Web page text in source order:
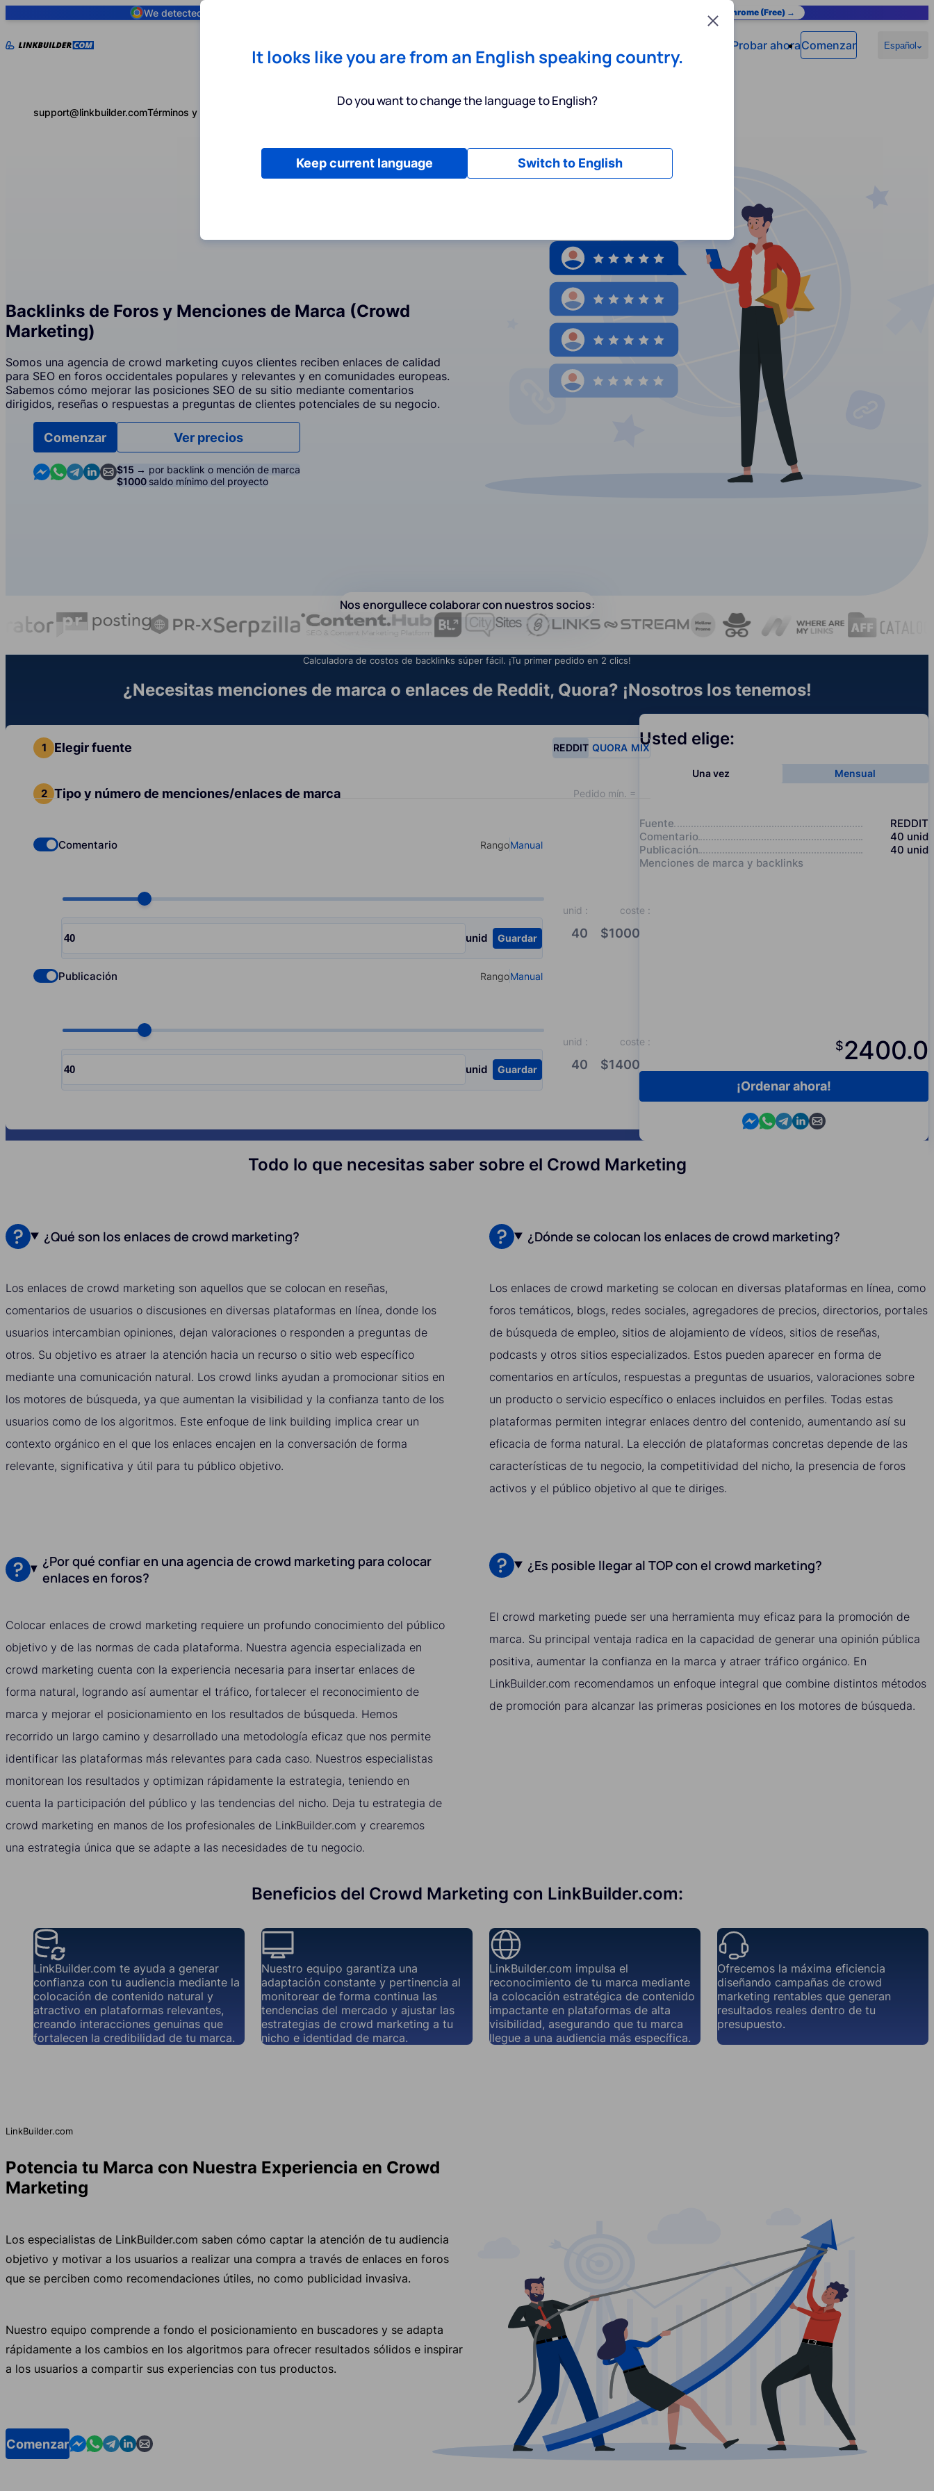
We detected you are using Add to Chrome (Free) →
Probar ahoraComenzar Español
support@linkbuilder.comTérminos y condiciones
Backlinks de Foros y Menciones de Marca (Crowd
Marketing)
Somos una agencia de crowd marketing cuyos clientes reciben enlaces de calidad
para SEO en foros occidentales populares y relevantes y en comunidades europeas.
Sabemos cómo mejorar las posiciones SEO de su sitio mediante comentarios
dirigidos, reseñas o respuestas a preguntas de clientes potenciales de su negocio.
Comenzar
Contact us in Messenger
Contact us in WhatsApp
Contact us in Telegram
Contact us in Linkedin
Contact us by email
Ver precios
$15 → por backlink o mención de marca
$1000 saldo mínimo del proyecto
Nos enorgullece colaborar con nuestros socios:
Calculadora de costos de backlinks súper fácil. ¡Tu primer pedido en 2 clics!
¿Necesitas menciones de marca o enlaces de Reddit, Quora? ¡Nosotros los tenemos!
Elegir fuente REDDIT QUORA MIX
Tipo y número de menciones/enlaces de marca Pedido mín. = 20
Check if you want to select Dofollow backlinks
Comentario Select your type of input
RangoManual
Choose quantity, pcs
unid
Input quantity, pcs Guardar
unid :
40
coste :
$1000.0
Check if you want to select Nofollow backlinks
Publicación Select your type of input
RangoManual
Choose quantity, pcs
unid
Input quantity, pcs Guardar
unid :
40
coste :
$1400.0
Usted elige:
Una vez Mensual
Fuente
REDDIT
Comentario
40 unid
Publicación
40 unid
Menciones de marca y backlinks
$2400.0
Contact us in Messenger
Contact us in WhatsApp
Contact us in Telegram
Contact us in Viber
Contact us by email
¡Ordenar ahora!
Todo lo que necesitas saber sobre el Crowd Marketing
¿Qué son los enlaces de crowd marketing?
Los enlaces de crowd marketing son aquellos que se colocan en reseñas,
comentarios de usuarios o discusiones en diversas plataformas en línea, donde los
usuarios intercambian opiniones, dejan valoraciones o responden a preguntas de
otros. Su objetivo es atraer la atención hacia un recurso o sitio web específico
mediante una comunicación natural. Los crowd links ayudan a promocionar sitios en
los motores de búsqueda, ya que aumentan la visibilidad y la confianza tanto de los
usuarios como de los algoritmos. Este enfoque de link building implica crear un
contexto orgánico en el que los enlaces encajen en la conversación de forma
relevante, significativa y útil para tu público objetivo.
¿Dónde se colocan los enlaces de crowd marketing?
Los enlaces de crowd marketing se colocan en diversas plataformas en línea, como
foros temáticos, blogs, redes sociales, agregadores de precios, directorios, portales
de búsqueda de empleo, sitios de alojamiento de vídeos, sitios de reseñas,
podcasts y otros sitios especializados. Estos pueden aparecer en forma de
comentarios en artículos, respuestas a preguntas de usuarios, valoraciones sobre
un producto o servicio específico o enlaces incluidos en perfiles. Todas estas
plataformas permiten integrar enlaces dentro del contenido, aumentando así su
eficacia de forma natural. La elección de plataformas concretas depende de las
características de tu negocio, la competitividad del nicho, la presencia de foros
activos y el público objetivo al que te diriges.
¿Por qué confiar en una agencia de crowd marketing para colocar
enlaces en foros?
Colocar enlaces de crowd marketing requiere un profundo conocimiento del público
objetivo y de las normas de cada plataforma. Nuestra agencia especializada en
crowd marketing cuenta con la experiencia necesaria para insertar enlaces de
forma natural, logrando así aumentar el tráfico, fortalecer el reconocimiento de
marca y mejorar el posicionamiento en los resultados de búsqueda. Hemos
recorrido un largo camino y desarrollado una metodología eficaz que nos permite
identificar las plataformas más relevantes para cada caso. Nuestros especialistas
monitorean los resultados y optimizan rápidamente la estrategia, teniendo en
cuenta la participación del público y las tendencias del nicho. Deja tu estrategia de
crowd marketing en manos de los profesionales de LinkBuilder.com y crearemos
una estrategia única que se adapte a las necesidades de tu negocio.
¿Es posible llegar al TOP con el crowd marketing?
El crowd marketing puede ser una herramienta muy eficaz para la promoción de
marca. Su principal ventaja radica en la capacidad de generar una opinión pública
positiva, aumentar la confianza en la marca y atraer tráfico orgánico. En
LinkBuilder.com recomendamos un enfoque integral que combine distintos métodos
de promoción para alcanzar las primeras posiciones en los motores de búsqueda.
Beneficios del Crowd Marketing con LinkBuilder.com:
LinkBuilder.com te ayuda a generar
confianza con tu audiencia mediante la
colocación de contenido natural y
atractivo en plataformas relevantes,
creando interacciones genuinas que
fortalecen la credibilidad de tu marca.
Nuestro equipo garantiza una
adaptación constante y pertinencia al
monitorear de forma continua las
tendencias del mercado y ajustar las
estrategias de crowd marketing a tu
nicho e identidad de marca.
LinkBuilder.com impulsa el
reconocimiento de tu marca mediante
la colocación estratégica de contenido
impactante en plataformas de alta
visibilidad, asegurando que tu marca
llegue a una audiencia más específica.
Ofrecemos la máxima eficiencia
diseñando campañas de crowd
marketing rentables que generan
resultados reales dentro de tu
presupuesto.
LinkBuilder.com
Potencia tu Marca con Nuestra Experiencia en Crowd
Marketing
Los especialistas de LinkBuilder.com saben cómo captar la atención de tu audiencia
objetivo y motivar a los usuarios a realizar una compra a través de enlaces en foros
que se perciben como recomendaciones útiles, no como publicidad invasiva.
Nuestro equipo comprende a fondo el posicionamiento en buscadores y se adapta
rápidamente a los cambios en los algoritmos para ofrecer resultados sólidos e inspirar
a los usuarios a compartir sus experiencias con tus productos.
ComenzarContact us in Messenger
Contact us in WhatsApp
Contact us in Telegram
Contact us in Linkedin
Contact us by email
Close
It looks like you are from an English speaking country.
Do you want to change the language to English?
Switch to English
Keep current language